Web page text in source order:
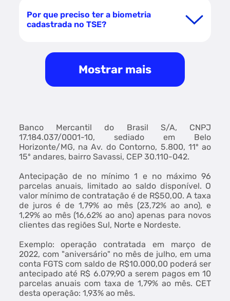
Por que preciso ter a biometria
cadastrada no TSE?
Mostrar mais
Banco Mercantil do Brasil S/A, CNPJ
17.184.037/0001-10, sediado em Belo
Horizonte/MG, na Av. do Contorno, 5.800, 11º ao
15º andares, bairro Savassi, CEP 30.110-042.
Antecipação de no mínimo 1 e no máximo 96
parcelas anuais, limitado ao saldo disponível. O
valor mínimo de contratação é de R$50,00. A taxa
de juros é de 1,79% ao mês (23,72% ao ano), e
1,29% ao mês (16,62% ao ano) apenas para novos
clientes das regiões Sul, Norte e Nordeste.
Exemplo: operação contratada em março de
2022, com "aniversário" no mês de julho, em uma
conta FGTS com saldo de R$10.000,00 poderá ser
antecipado até R$ 6.079,90 a serem pagos em 10
parcelas anuais com taxa de 1,79% ao mês. CET
desta operação: 1,93% ao mês.